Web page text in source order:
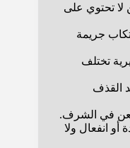
لا تحتوي على
جريمة
تختلف
القذف
في الشرف.
انفعال ولا